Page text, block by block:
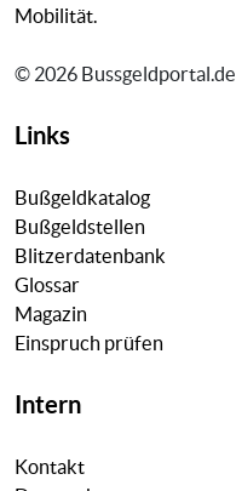
Mobilität.
© 2026 Bussgeldportal.de
Links
Bußgeldkatalog
Bußgeldstellen
Blitzerdatenbank
Glossar
Magazin
Einspruch prüfen
Intern
Kontakt